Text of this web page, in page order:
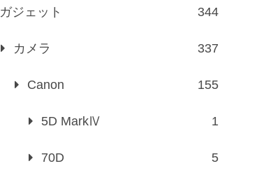
ガジェット 344
カメラ 337
Canon 155
5D MarkⅣ 1
70D 5